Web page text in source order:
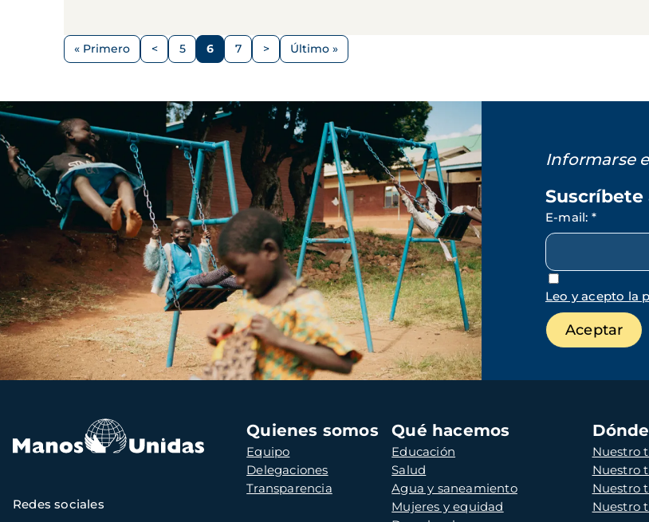
Paginación
Primera
« Primero
Página
< Página
5 Página
6 Página
7
Siguiente
>
Última
Último »
Informarse
E-mail: *
Leo y acepto la
Navegación
principal
Quienes somos
Equipo
Delegaciones
Transparencia
Qué hacemos
Educación
Salud
Agua y saneamiento
Mujeres y equidad
Nuestro
Nuestro
Nuestro
Nuestro
Redes sociales